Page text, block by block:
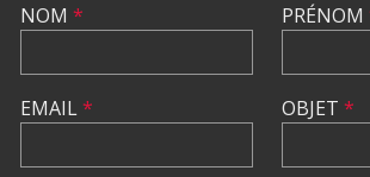
NOM *
EMAIL*
PRÉNOM
OBJET *